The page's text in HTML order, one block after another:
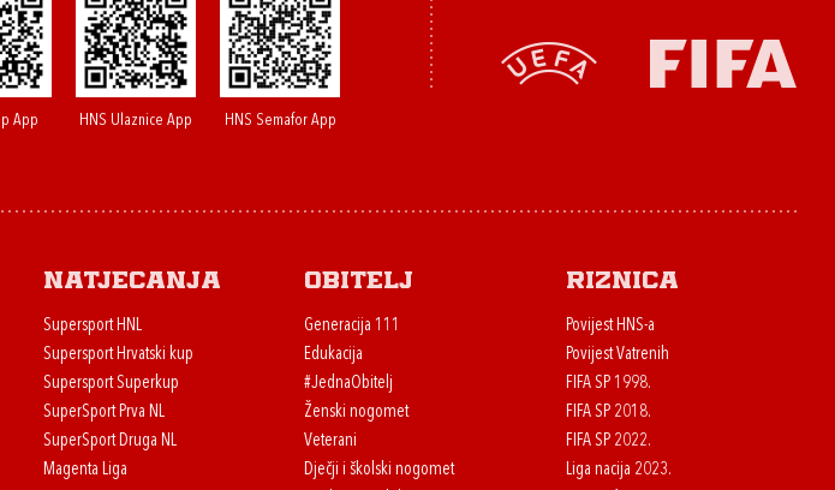
App HNS Ulaznice App HNS Semafor App
Natjecanja
Supersport HNL
Supersport Hrvatski kup
Supersport Superkup
SuperSport Prva NL
SuperSport Druga NL
Magenta Liga
Obitelj
Generacija 111
Edukacija
#JednaObitelj
Ženski nogomet
Veterani
Dječji i školski nogomet
Riznica
Povijest HNS-a
Povijest Vatrenih
FIFA SP 1998.
FIFA SP 2018.
FIFA SP 2022.
Liga nacija 2023.